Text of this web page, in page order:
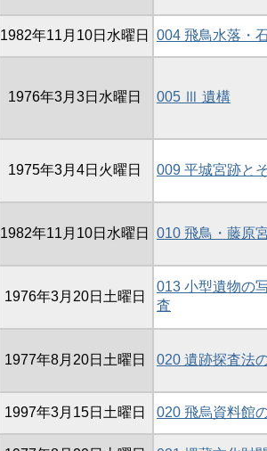
1982年11月10日水曜日 004 飛鳥水落・
1976年3月3日水曜日 005 Ⅲ 遺構
1975年3月4日火曜日 009 平城宮跡と
1982年11月10日水曜日 010 飛鳥・藤原
1976年3月20日土曜日
013 小型遺物の
査
1977年8月20日土曜日 020 遺跡探査法
1997年3月15日土曜日 020 飛烏資料館